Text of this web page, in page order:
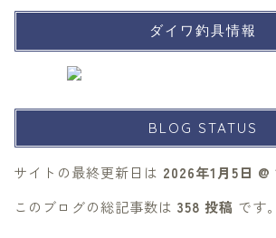
ダイワ釣具情報
BLOG STATUS
サイトの最終更新日は 2026年1月5日
このブログの総記事数は 358 投稿 です。